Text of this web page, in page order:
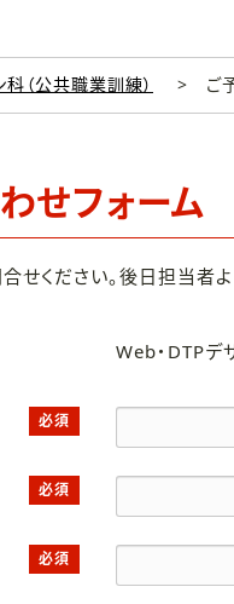
（公共職業訓練） ご
せフォーム
ください。後日担当者よ
Web・DTPデ
必須
必須
必須